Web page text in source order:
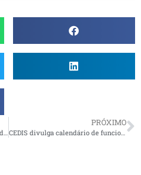
PRÓXIMO
CEDIS divulga calendário de funcionamento 2022/2023